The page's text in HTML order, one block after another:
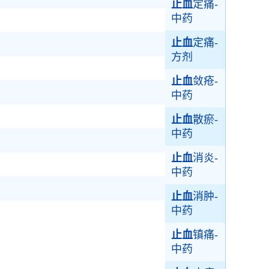
止血定痛-
中药
止血定痛-
方剂
止血敛疮-
中药
止血散瘀-
中药
止血消炎-
中药
止血消肿-
中药
止血镇痛-
中药